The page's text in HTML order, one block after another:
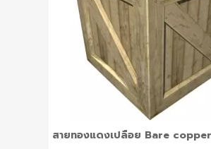
สายทองแดงเปลือย Bare